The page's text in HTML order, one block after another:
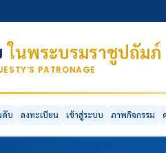
ในพระบรมราชูปถัมภ์
PATRONAGE
ดับ ลงทะเบียน เข้าสู่ระบบ ภาพกิจกรรม